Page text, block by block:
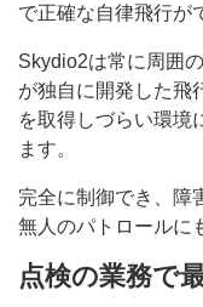
で正確な自律飛行が
Skydio2は常に周囲
が独自に開発した飛
を取得しづらい環境
ます。
完全に制御でき、障
無人のパトロールに
点検の業務で